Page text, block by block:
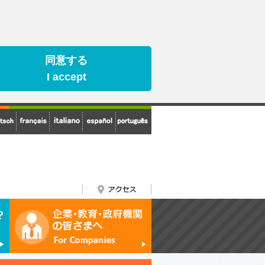
同意する
I accept